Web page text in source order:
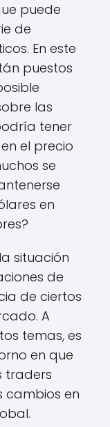
puede
de
En este
puestos
las
tener
el precio
se
en
situación
de
de ciertos
A
temas, es
en que
traders
cambios en